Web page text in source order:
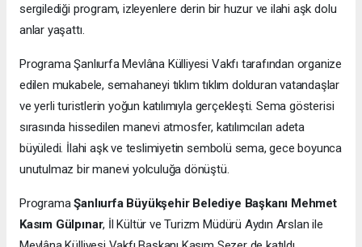
sergilediği program, izleyenlere derin bir huzur ve ilahi aşk dolu
anlar yaşattı.
ProgramaŞanlıurfa Mevlâna Külliyesi Vakfı tarafından organize
edilen mukabele, semahaneyi tıklım tıklım dolduran vatandaşlar
ve yerli turistlerin yoğun katılımıyla gerçekleşti. Sema gösterisi
sırasında hissedilen manevi atmosfer, katılımcıları adeta
büyüledi. İlahi aşk ve teslimiyetin sembolü sema, gece boyunca
unutulmaz bir manevi yolculuğa dönüştü.
ProgramaŞanlıurfa Büyükşehir Belediye Başkanı Mehmet
Kasım Gülpınar, İl Kültür ve Turizm Müdürü Aydın Arslan ile